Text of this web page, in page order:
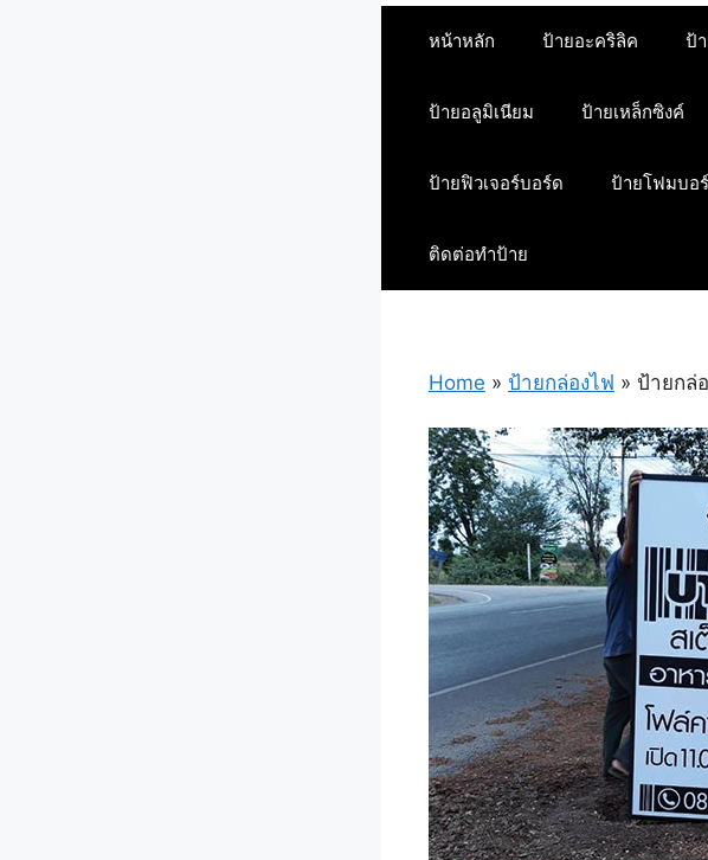
หน้าหลัก ป้ายอะคริลิค ป้
ป้ายอลูมิเนียม ป้ายเหล็กซิงค์
ป้ายฟิวเจอร์บอร์ด ป้ายโฟมบอ
ติดต่อทำป้าย
Home » ป้ายกล่องไฟ » ป้ายกล่